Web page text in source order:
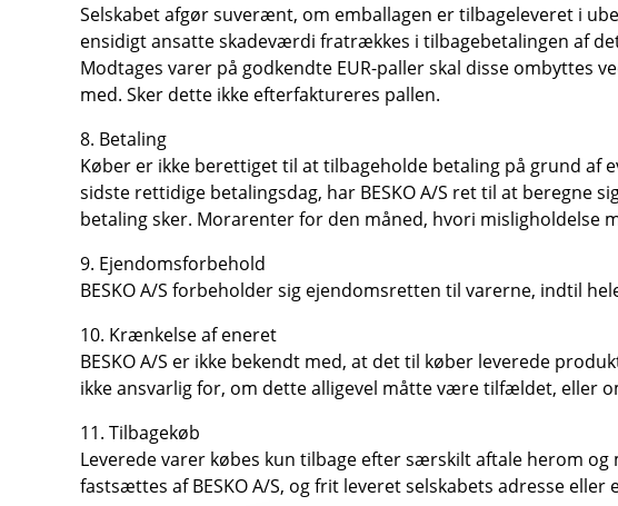
Selskabet afgør suverænt, om emballagen er tilbageleveret i
ensidigt ansatte skadeværdi fratrækkes i tilbagebetalingen af
Modtages varer på godkendte EUR-paller skal disse
med. Sker dette ikke efterfaktureres pallen.
8. Betaling
Køber er ikke berettiget til at tilbageholde betaling på grund af
sidste rettidige betalingsdag, har BESKO A/S ret til at beregne
betaling sker. Morarenter for den måned, hvori misligholdelse
9. Ejendomsforbehold
BESKO A/S forbeholder sig ejendomsretten til varerne, indtil
10. Krænkelse af eneret
BESKO A/S er ikke bekendt med, at det til køber leverede
ikke ansvarlig for, om dette alligevel måtte være tilfældet, eller
11. Tilbagekøb
Leverede varer købes kun tilbage efter særskilt aftale herom
fastsættes af BESKO A/S, og frit leveret selskabets adresse